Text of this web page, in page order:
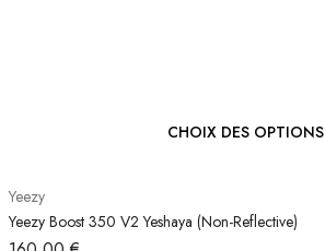
CHOIX DES OPTIONS
Yeezy
Yeezy Boost 350 V2 Yeshaya (Non-Reflective)